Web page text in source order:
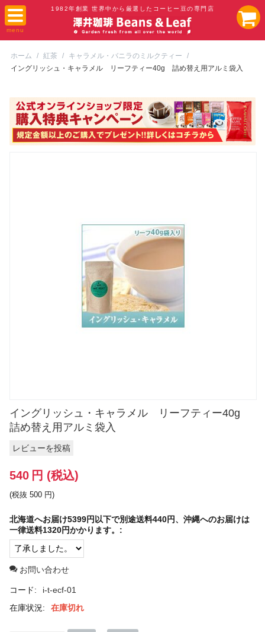
1982年創業 世界中から厳選したコーヒー豆の専門店
ホーム / 紅茶 / キャラメル・バニラのミルクティー
/
イングリッシュ・キャラメル リーフティー40g 詰め替え用アルミ袋入
イングリッシュ・キャラメル リーフティー40g
詰め替え用アルミ袋入
レビューを投稿
540 円 (税込)
(税抜 500 円)
北海道へお届け5399円以下で別途送料440円、沖縄へのお届けは
一律送料1320円かかります。:
お問い合わせ
コード:
i-t-ecf-01
在庫状況:
在庫切れ